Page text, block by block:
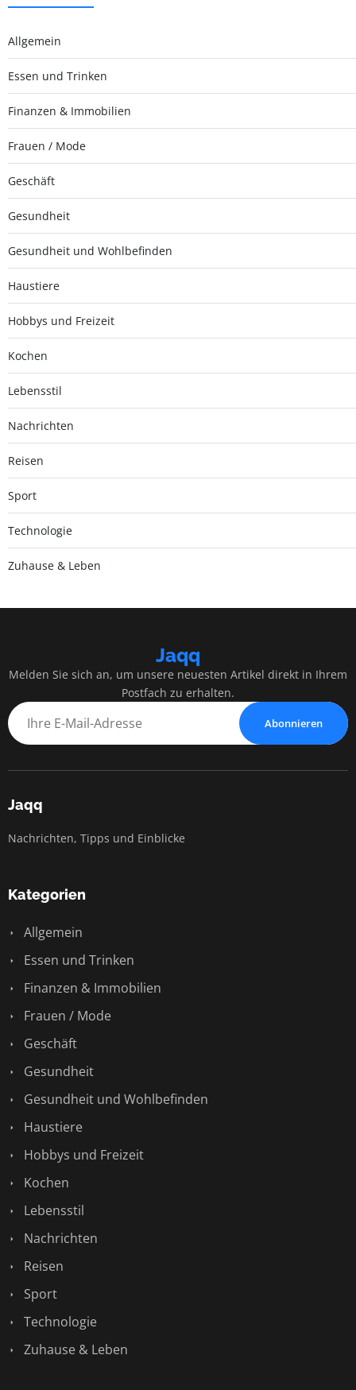
Allgemein
Essen und Trinken
Finanzen & Immobilien
Frauen / Mode
Geschäft
Gesundheit
Gesundheit und Wohlbefinden
Haustiere
Hobbys und Freizeit
Kochen
Lebensstil
Nachrichten
Reisen
Sport
Technologie
Zuhause & Leben
Jaqq
Melden Sie sich an, um unsere neuesten Artikel direkt in Ihrem
Postfach zu erhalten.
Abonnieren
Jaqq
Nachrichten, Tipps und Einblicke
Kategorien
Allgemein
Essen und Trinken
Finanzen & Immobilien
Frauen / Mode
Geschäft
Gesundheit
Gesundheit und Wohlbefinden
Haustiere
Hobbys und Freizeit
Kochen
Lebensstil
Nachrichten
Reisen
Sport
Technologie
Zuhause & Leben